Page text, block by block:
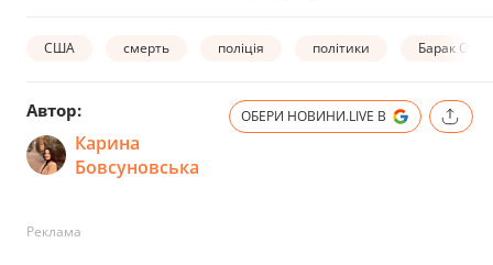
США смерть поліція політики Барак
Автор:
Карина
Бовсуновська
ОБЕРИ НОВИНИ.LIVE В
Реклама